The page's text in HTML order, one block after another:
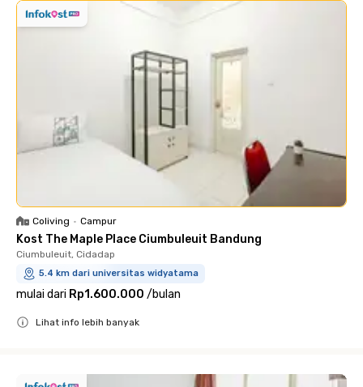
Coliving • Campur
Kost The Maple Place Ciumbuleuit Bandung
Ciumbuleuit, Cidadap
5.4 km dari universitas widyatama
mulai dari Rp1.600.000 /bulan
Lihat info lebih banyak